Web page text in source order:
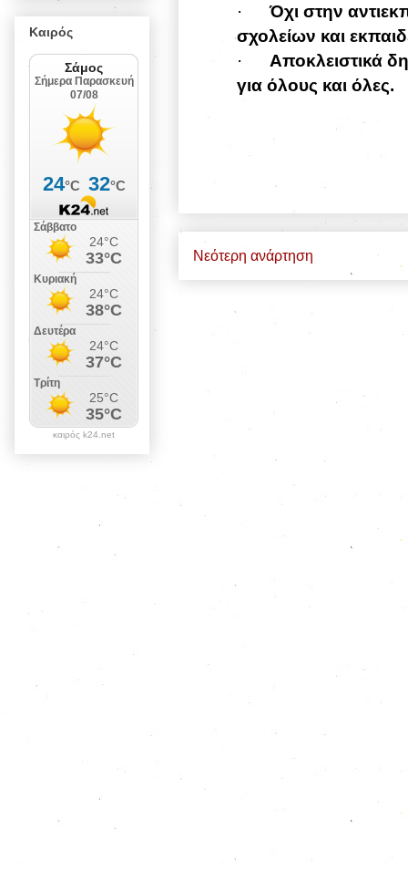
·
Όχι στην
σχολείων και
·
Αποκλειστικά
για όλους και όλες.
Νεότερη ανάρτηση
Καιρός
καιρός k24.net